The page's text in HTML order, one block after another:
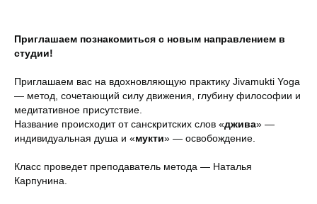
Приглашаем познакомиться с новым направлением в
студии!
Приглашаем вас на вдохновляющую практику Jivamukti Yoga
— метод, сочетающий силу движения, глубину философии и
медитативное присутствие.
Название происходит от санскритских слов «джива» —
индивидуальная душа и «мукти» — освобождение.
Класс проведет преподаватель метода — Наталья
Карпунина.